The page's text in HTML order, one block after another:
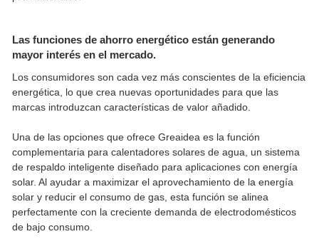
Las funciones de ahorro energético están generando
mayor interés en el mercado.
Los consumidores son cada vez más conscientes de la eficiencia
energética, lo que crea nuevas oportunidades para que las
marcas introduzcan características de valor añadido.
Una de las opciones que ofrece Greaidea es la función
complementaria para calentadores solares de agua, un sistema
de respaldo inteligente diseñado para aplicaciones con energía
solar. Al ayudar a maximizar el aprovechamiento de la energía
solar y reducir el consumo de gas, esta función se alinea
perfectamente con la creciente demanda de electrodomésticos
de bajo consumo.